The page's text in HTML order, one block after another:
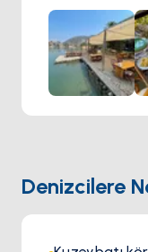
karşılıyor.
muhteşem
sonunda,
havasını daha
Restoranın
güvenle
Denizcilere